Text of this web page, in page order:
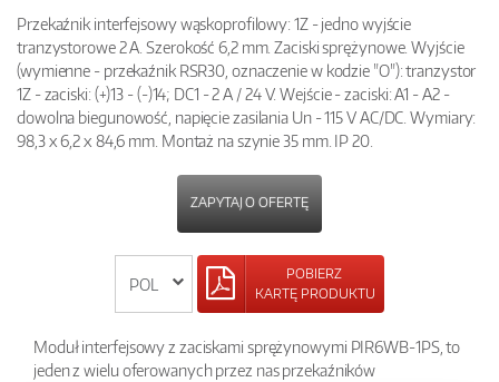
Przekaźnik interfejsowy wąskoprofilowy: 1Z - jedno wyjście
tranzystorowe 2 A. Szerokość 6,2 mm. Zaciski sprężynowe. Wyjście
(wymienne - przekaźnik RSR30, oznaczenie w kodzie "O"): tranzystor
1Z - zaciski: (+)13 - (-)14; DC1 - 2 A / 24 V. Wejście - zaciski: A1 - A2 -
dowolna biegunowość, napięcie zasilania Un - 115 V AC/DC. Wymiary:
98,3 x 6,2 x 84,6 mm. Montaż na szynie 35 mm. IP 20.
ZAPYTAJ O OFERTĘ
POBIERZ
KARTĘ PRODUKTU
Moduł interfejsowy z zaciskami sprężynowymi PIR6WB-1PS, to
jeden z wielu oferowanych przez nas przekaźników